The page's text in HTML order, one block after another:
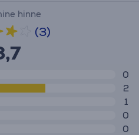
hinne
(3)
0
2
1
0
0